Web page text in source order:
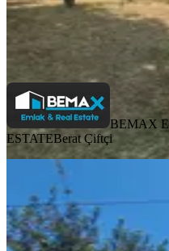
BEMAX EMLAK&REAL
BEMAX
ESTATEBerat Çiftçi
Kargır Ev
Fethiye,